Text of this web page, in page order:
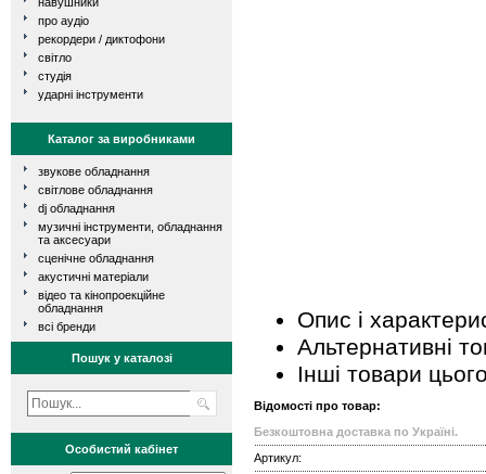
про аудіо
рекордери / диктофони
світло
студія
ударні інструменти
Каталог за виробниками
звукове обладнання
світлове обладнання
dj обладнання
музичні інструменти, обладнання
та аксесуари
сценічне обладнання
акустичні матеріали
відео та кінопроекційне
обладнання
всі бренди
Пошук у каталозі
Особистий кабінет
Опис і
Альтернативні
Інші товари
Відомості про товар:
Безкоштовна доставка по Україні.
Артикул: